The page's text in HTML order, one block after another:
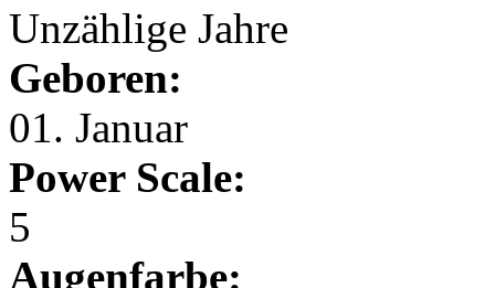
Unzählige Jahre
Geboren:
01. Januar
Power Scale:
5
Augenfarbe: